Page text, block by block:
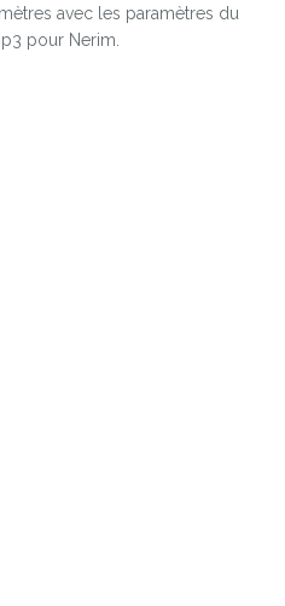
avec les paramètres du
pour Nerim.